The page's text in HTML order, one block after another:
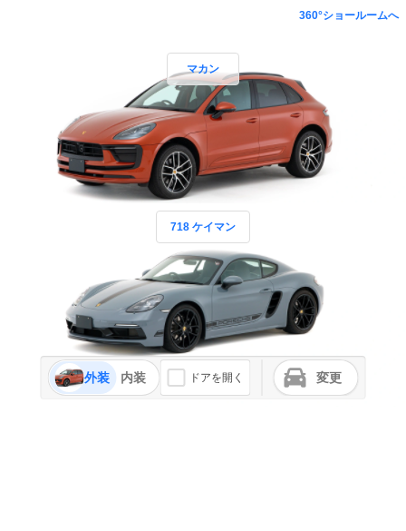
360°ショールームへ
マカン
718 ケイマン
外装 内装 ドアを開く 変更